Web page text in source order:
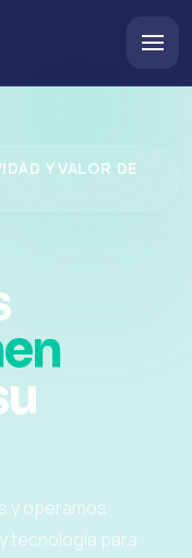
Y VALOR DE
y operamos
tecnología para